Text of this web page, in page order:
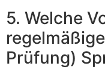
5. Welche
Prüfung)